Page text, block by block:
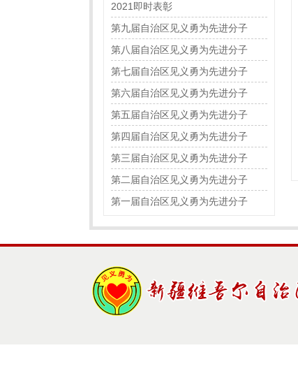
2021即时表彰
第九届自治区见义勇为先进分子
第八届自治区见义勇为先进分子
第七届自治区见义勇为先进分子
第六届自治区见义勇为先进分子
第五届自治区见义勇为先进分子
第四届自治区见义勇为先进分子
第三届自治区见义勇为先进分子
第二届自治区见义勇为先进分子
第一届自治区见义勇为先进分子